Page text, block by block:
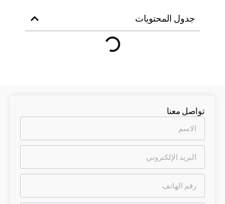
جدول المحتويات
تواصل معنا